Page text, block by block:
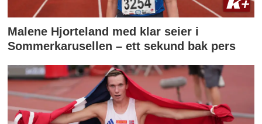
Malene Hjorteland med klar seier i
Sommerkarusellen – ett sekund bak pers